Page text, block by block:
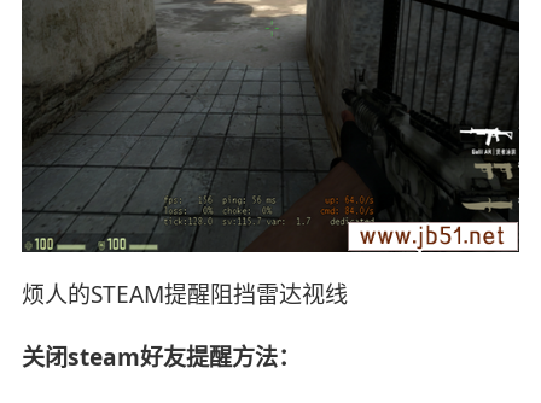
烦人的STEAM提醒阻挡雷达视线
关闭steam好友提醒方法：